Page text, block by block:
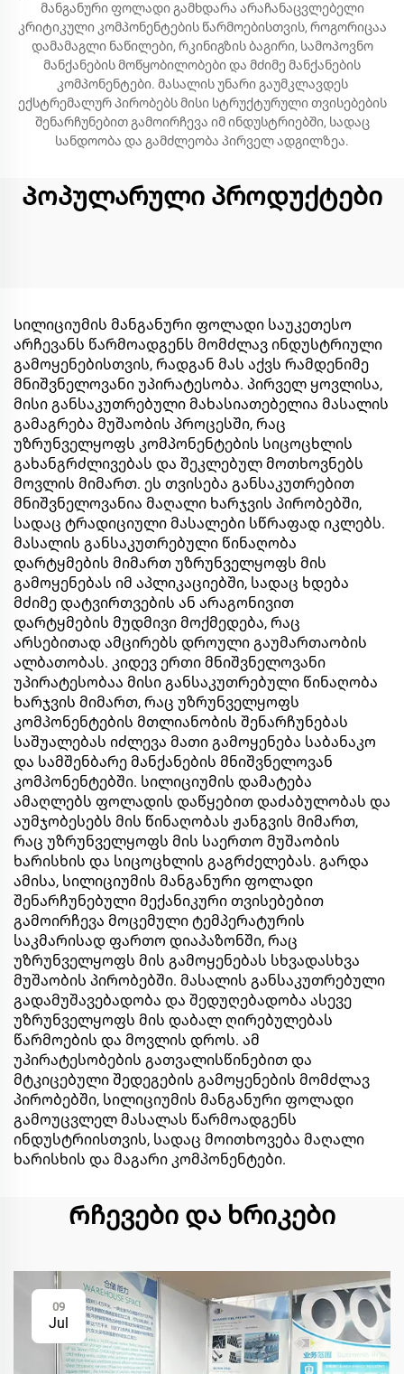
მანგანური ფოლადი გამხდარა არაჩანაცვლებელი
კრიტიკული კომპონენტების წარმოებისთვის, როგორიცაა
დამამაგლი ნაწილები, რკინიგზის ბაგირი, სამოპოვნო
მანქანების მოწყობილობები და მძიმე მანქანების
კომპონენტები. მასალის უნარი გაუმკლავდეს
ექსტრემალურ პირობებს მისი სტრუქტურული თვისებების
შენარჩუნებით გამოირჩევა იმ ინდუსტრიებში, სადაც
სანდოობა და გამძლეობა პირველ ადგილზეა.
Პოპულარული პროდუქტები
Სილიციუმის მანგანური ფოლადი საუკეთესო
არჩევანს წარმოადგენს მომძლავ ინდუსტრიული
გამოყენებისთვის, რადგან მას აქვს რამდენიმე
მნიშვნელოვანი უპირატესობა. პირველ ყოვლისა,
მისი განსაკუთრებული მახასიათებელია მასალის
გამაგრება მუშაობის პროცესში, რაც
უზრუნველყოფს კომპონენტების სიცოცხლის
გახანგრძლივებას და შეკლებულ მოთხოვნებს
მოვლის მიმართ. ეს თვისება განსაკუთრებით
მნიშვნელოვანია მაღალი ხარჯვის პირობებში,
სადაც ტრადიციული მასალები სწრაფად იკლებს.
მასალის განსაკუთრებული წინაღობა
დარტყმების მიმართ უზრუნველყოფს მის
გამოყენებას იმ აპლიკაციებში, სადაც ხდება
მძიმე დატვირთვების ან არაგონივით
დარტყმების მუდმივი მოქმედება, რაც
არსებითად ამცირებს დროული გაუმართაობის
ალბათობას. კიდევ ერთი მნიშვნელოვანი
უპირატესობაა მისი განსაკუთრებული წინაღობა
ხარჯვის მიმართ, რაც უზრუნველყოფს
კომპონენტების მთლიანობის შენარჩუნებას
საშუალებას იძლევა მათი გამოყენება საბანაკო
და სამშენბარე მანქანების მნიშვნელოვან
კომპონენტებში. სილიციუმის დამატება
ამაღლებს ფოლადის დაწყებით დაძაბულობას და
აუმჯობესებს მის წინაღობას ჟანგვის მიმართ,
რაც უზრუნველყოფს მის საერთო მუშაობის
ხარისხის და სიცოცხლის გაგრძელებას. გარდა
ამისა, სილიციუმის მანგანური ფოლადი
შენარჩუნებული მექანიკური თვისებებით
გამოირჩევა მოცემული ტემპერატურის
საკმარისად ფართო დიაპაზონში, რაც
უზრუნველყოფს მის გამოყენებას სხვადასხვა
მუშაობის პირობებში. მასალის განსაკუთრებული
გადამუშავებადობა და შედუღებადობა ასევე
უზრუნველყოფს მის დაბალ ღირებულებას
წარმოების და მოვლის დროს. ამ
უპირატესობების გათვალისწინებით და
მტკიცებული შედეგების გამოყენების მომძლავ
პირობებში, სილიციუმის მანგანური ფოლადი
გამოუცვლელ მასალას წარმოადგენს
ინდუსტრიისთვის, სადაც მოითხოვება მაღალი
ხარისხის და მაგარი კომპონენტები.
Რჩევები და ხრიკები
09
Jul